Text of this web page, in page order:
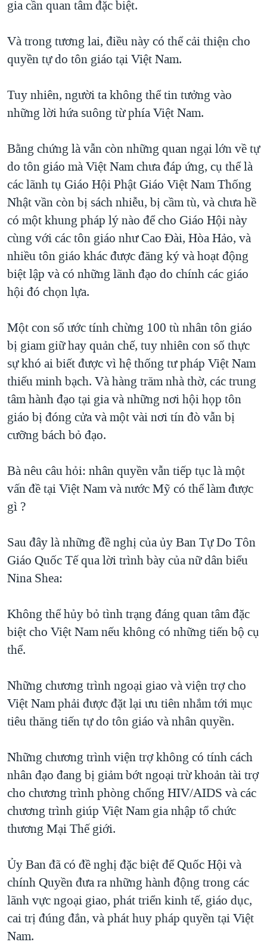
gia cần quan tâm đặc biệt.
Và trong tương lai, điều này có thể cải thiện cho
quyền tự do tôn giáo tại Việt Nam.
Tuy nhiên, người ta không thể tin tưởng vào
những lời hứa suông từ phía Việt Nam.
Bằng chứng là vẫn còn những quan ngại lớn về tự
do tôn giáo mà Việt Nam chưa đáp ứng, cụ thể là
các lãnh tụ Giáo Hội Phật Giáo Việt Nam Thống
Nhật vần còn bị sách nhiễu, bị cầm tù, và chưa hề
có một khung pháp lý nào để cho Giáo Hội này
cùng với các tôn giáo như Cao Đài, Hòa Hảo, và
nhiều tôn giáo khác được đăng ký và hoạt động
biệt lập và có những lãnh đạo do chính các giáo
hội đó chọn lựa.
Một con số ước tính chừng 100 tù nhân tôn giáo
bị giam giữ hay quản chế, tuy nhiên con số thực
sự khó ai biết được vì hệ thống tư pháp Việt Nam
thiếu minh bạch. Và hàng trăm nhà thờ, các trung
tâm hành đạo tại gia và những nơi hội họp tôn
giáo bị đóng cửa và một vài nơi tín đò vẫn bị
cưỡng bách bỏ đạo.
Bà nêu câu hỏi: nhân quyền vẫn tiếp tục là một
vấn đề tại Việt Nam và nước Mỹ có thể làm được
gì ?
Sau đây là những đề nghị của ủy Ban Tự Do Tôn
Giáo Quốc Tế qua lời trình bày của nữ dân biểu
Nina Shea:
Không thể hủy bỏ tình trạng đáng quan tâm đặc
biệt cho Việt Nam nếu không có những tiến bộ cụ
thể.
Những chương trình ngoại giao và viện trợ cho
Việt Nam phải được đặt lại ưu tiên nhắm tới mục
tiêu thăng tiến tự do tôn giáo và nhân quyền.
Những chương trình viện trợ không có tính cách
nhân đạo đang bị giảm bớt ngoại trừ khoản tài trợ
cho chương trình phòng chống HIV/AIDS và các
chương trình giúp Việt Nam gia nhập tổ chức
thương Mại Thế giới.
Ủy Ban đã có đề nghị đặc biệt để Quốc Hội và
chính Quyền đưa ra những hành động trong các
lãnh vực ngoại giao, phát triển kinh tế, giáo dục,
cai trị đúng đắn, và phát huy pháp quyền tại Việt
Nam.